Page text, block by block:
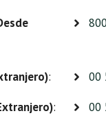
:
00
: 00